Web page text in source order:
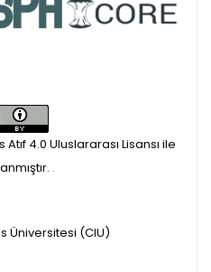
4.0 Uluslararası Lisansı ile
.
Üniversitesi (CIU)